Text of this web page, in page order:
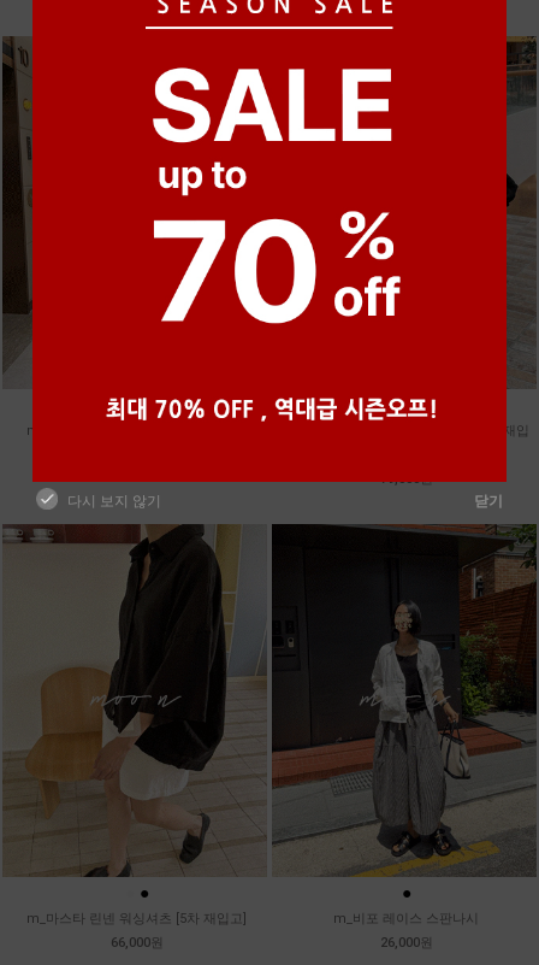
● ●
m_밴프 핀턱 린넨스커트 [3차 재입고]
● ●
m_훌 케미컬 슬리브리스 원피스 [2차 재입
79,000원
●
m_마스타 린넨 워싱셔츠 [5차 재입고]
66,000원
●
m_비포 레이스 스판나시
26,000원
다시 보지 않기 닫기